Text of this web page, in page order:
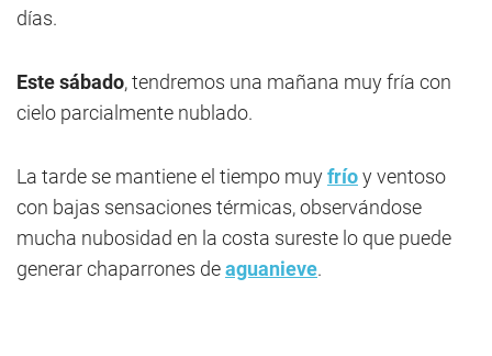
días.
Este sábado, tendremos una mañana muy fría con
cielo parcialmente nublado.
La tarde se mantiene el tiempo muyfríoy ventoso
con bajas sensaciones térmicas, observándose
mucha nubosidad en la costa sureste lo que puede
generar chaparrones deaguanieve.